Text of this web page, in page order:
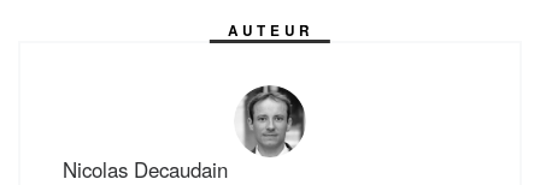
AUTEUR
Nicolas Decaudain